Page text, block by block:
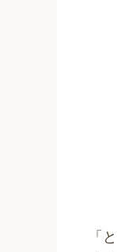
「